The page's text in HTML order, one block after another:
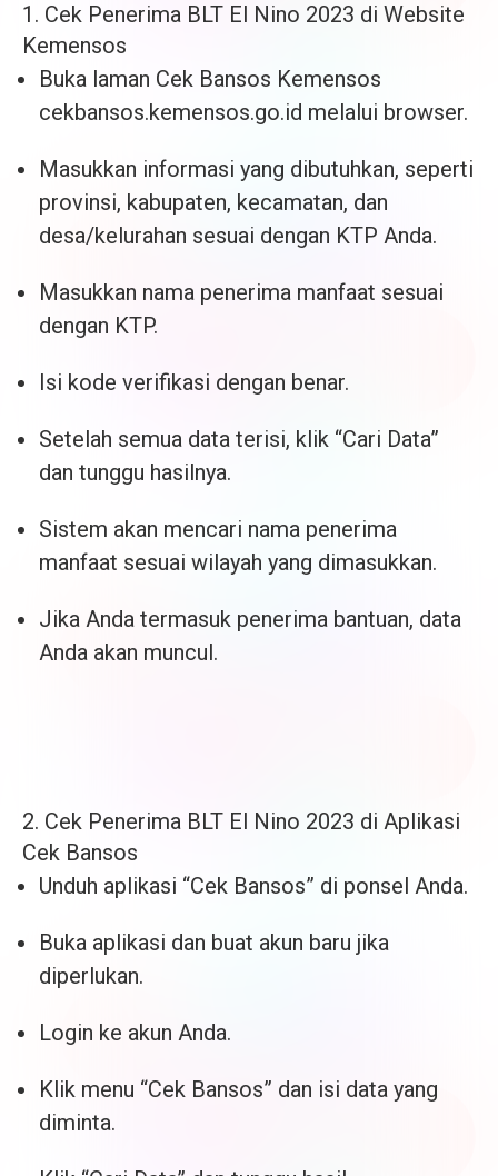
1. Cek Penerima BLT El Nino 2023 di Website
Kemensos
Buka laman Cek Bansos Kemensos
cekbansos.kemensos.go.id melalui browser.
Masukkan informasi yang dibutuhkan, seperti
provinsi, kabupaten, kecamatan, dan
desa/kelurahan sesuai dengan KTP Anda.
Masukkan nama penerima manfaat sesuai
dengan KTP.
Isi kode verifikasi dengan benar.
Setelah semua data terisi, klik “Cari Data”
dan tunggu hasilnya.
Sistem akan mencari nama penerima
manfaat sesuai wilayah yang dimasukkan.
Jika Anda termasuk penerima bantuan, data
Anda akan muncul.
2. Cek Penerima BLT El Nino 2023 di Aplikasi
Cek Bansos
Unduh aplikasi “Cek Bansos” di ponsel Anda.
Buka aplikasi dan buat akun baru jika
diperlukan.
Login ke akun Anda.
Klik menu “Cek Bansos” dan isi data yang
diminta.